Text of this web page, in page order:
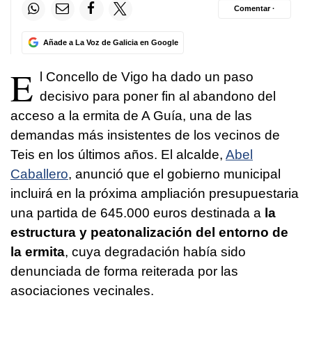
Añade a La Voz de Galicia en Google
Comentar ·
E l Concello de Vigo ha dado un paso
decisivo para poner fin al abandono del
acceso a la ermita de A Guía, una de las
demandas más insistentes de los vecinos de
Teis en los últimos años. El alcalde, Abel
Caballero, anunció que el gobierno municipal
incluirá en la próxima ampliación presupuestaria
una partida de 645.000 euros destinada a la
estructura y peatonalización del entorno de
la ermita, cuya degradación había sido
denunciada de forma reiterada por las
asociaciones vecinales.